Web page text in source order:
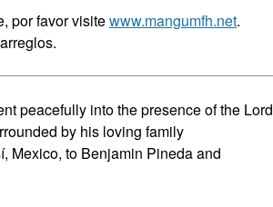
por favor visitewww.mangumfh.net.
peacefully into the presence of the Lord
by his loving family
Mexico, to Benjamin Pineda and